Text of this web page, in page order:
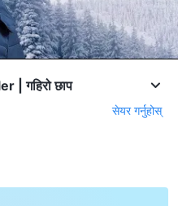
गहिरो छाप
सेयर गर्नुहोस्